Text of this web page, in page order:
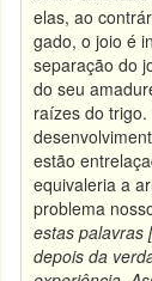
elas, ao
gado, o joio é
separação do
do seu
raízes do
estão
equivaleria a
problema
estas palavras
depois da